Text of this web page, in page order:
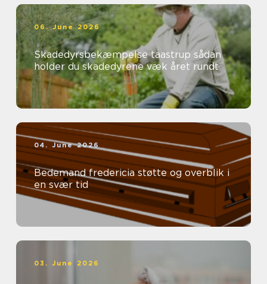
06. June 2026
Skadedyrsbekæmpelse taastrup sådan
holder du skadedyrene væk året rundt
04. June 2026
Bedemand fredericia støtte og overblik i
en svær tid
03. June 2026